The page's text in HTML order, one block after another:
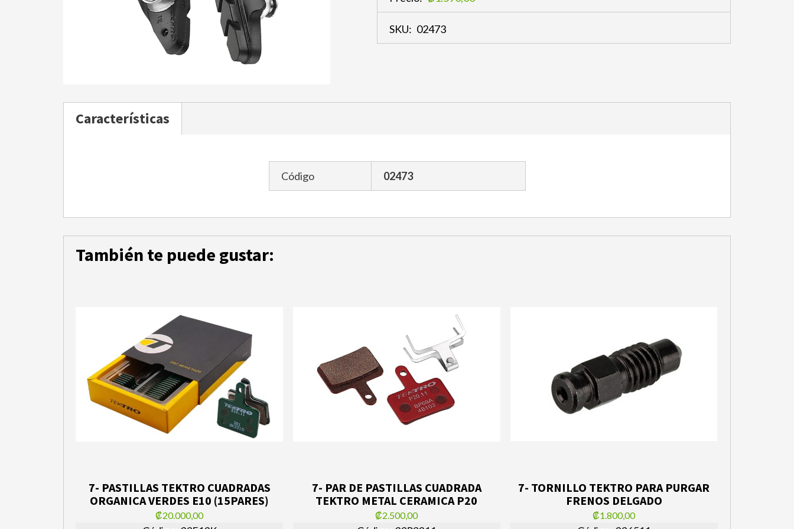
SKU: 02473
Características
Código 02473
También te puede gustar:
7- PASTILLAS TEKTRO CUADRADAS
ORGANICA VERDES E10 (15PARES)
₡20.000,00
7- PAR DE PASTILLAS CUADRADA
TEKTRO METAL CERAMICA P20
₡2.500,00
7- TORNILLO TEKTRO PARA PURGAR
FRENOS DELGADO
₡1.800,00